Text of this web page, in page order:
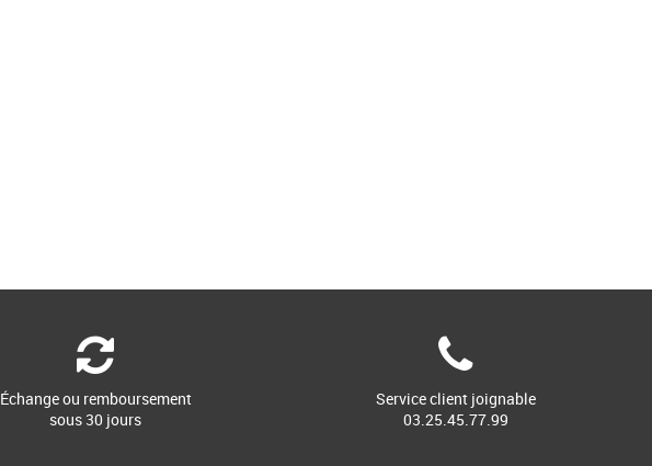
Échange ou remboursement
sous 30 jours
Service client joignable
03.25.45.77.99